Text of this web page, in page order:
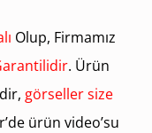
Olup, Firmamız
. Ürün
görseller size
ürün video’su